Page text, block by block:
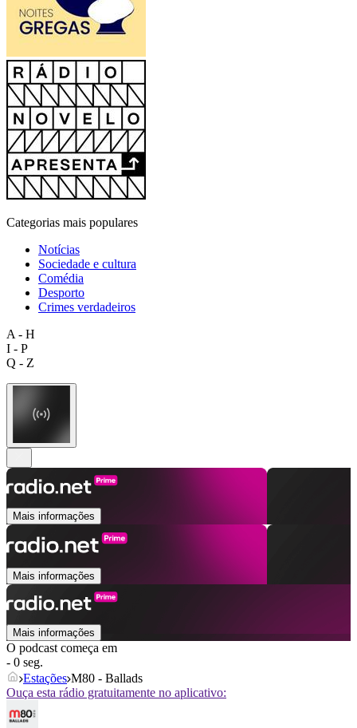
Categorias mais populares
Notícias
Sociedade e cultura
Comédia
Desporto
Crimes verdadeiros
A - H
I - P
Q - Z
Mais informações
Mais informações
Mais informações
O podcast começa em
- 0 seg.
Estações M80 - Ballads
Ouça esta rádio gratuitamente no aplicativo: